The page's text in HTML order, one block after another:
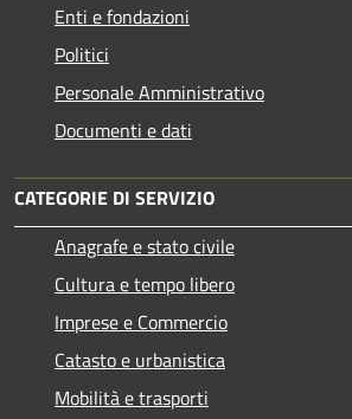
Enti e fondazioni
Politici
Personale Amministrativo
Documenti e dati
CATEGORIE DI SERVIZIO
Anagrafe e stato civile
Cultura e tempo libero
Imprese e Commercio
Catasto e urbanistica
Mobilità e trasporti